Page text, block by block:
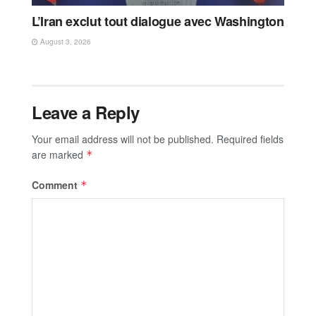
L’Iran exclut tout dialogue avec Washington
August 3, 2026
Leave a Reply
Your email address will not be published. Required fields
are marked *
Comment *